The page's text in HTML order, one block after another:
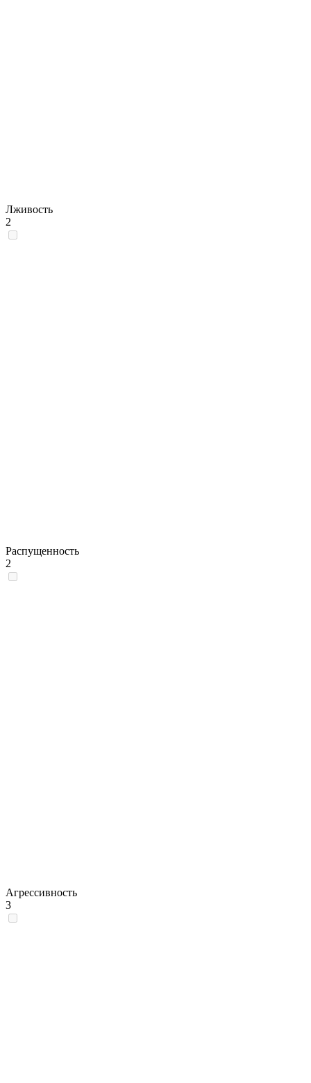
Лживость
2
Распущенность
2
Агрессивность
3